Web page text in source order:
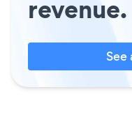
revenue.
See